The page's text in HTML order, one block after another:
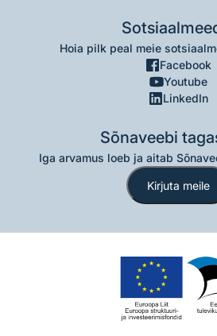
Hoia pilk peal meie
Facebook
Youtube
LinkedIn
Sõnaveebi
Iga arvamus loeb ja aitab
Kirjuta meile